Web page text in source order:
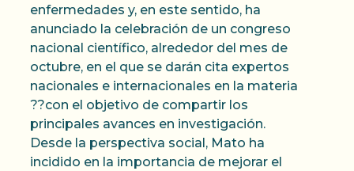
enfermedades y, en este sentido, ha
anunciado la celebración de un congreso
nacional científico, alrededor del mes de
octubre, en el que se darán cita expertos
nacionales e internacionales en la materia
??con el objetivo de compartir los
principales avances en investigación.
Desde la perspectiva social, Mato ha
incidido en la importancia de mejorar el